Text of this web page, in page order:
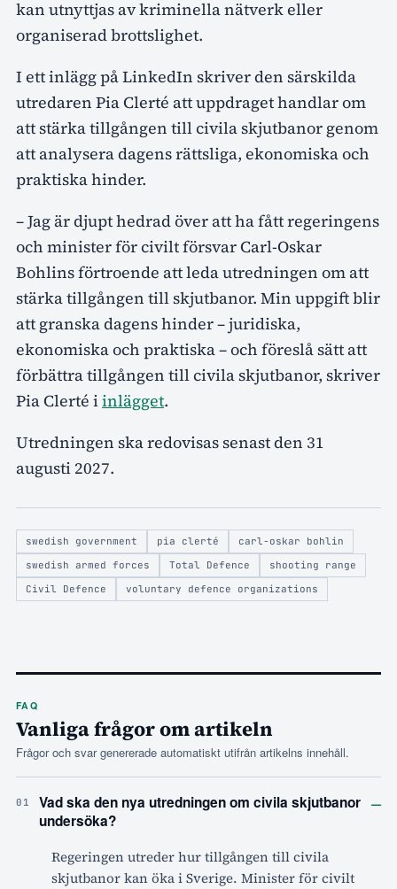
kan utnyttjas av kriminella nätverk eller
organiserad brottslighet.
I ett inlägg på LinkedIn skriver den särskilda
utredaren Pia Clerté att uppdraget handlar om
att stärka tillgången till civila skjutbanor genom
att analysera dagens rättsliga, ekonomiska och
praktiska hinder.
– Jag är djupt hedrad över att ha fått regeringens
och minister för civilt försvar Carl-Oskar
Bohlins förtroende att leda utredningen om att
stärka tillgången till skjutbanor. Min uppgift blir
att granska dagens hinder – juridiska,
ekonomiska och praktiska – och föreslå sätt att
förbättra tillgången till civila skjutbanor, skriver
Pia Clerté iinlägget.
Utredningen ska redovisas senast den 31
augusti 2027.
swedish government pia clerté
carl-oskar bohlin
swedish armed forces
Total Defence
shooting range
Civil Defence
voluntary defence organizations
FAQ
Vanliga frågor om artikeln
Frågor och svar genererade automatiskt utifrån artikelns innehåll.
01
Vad ska den nya utredningen om civila skjutbanor
undersöka?
–
Regeringen utreder hur tillgången till civila
skjutbanor kan öka i Sverige. Minister för civilt